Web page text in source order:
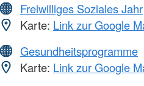
Freiwilliges Soziales Jahr
Karte: Link zur Google
Gesundheitsprogramme
Karte: Link zur Google